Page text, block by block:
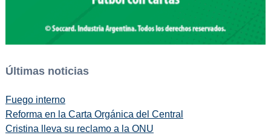
Últimas noticias
Fuego interno
Reforma en la Carta Orgánica del Central
Cristina lleva su reclamo a la ONU